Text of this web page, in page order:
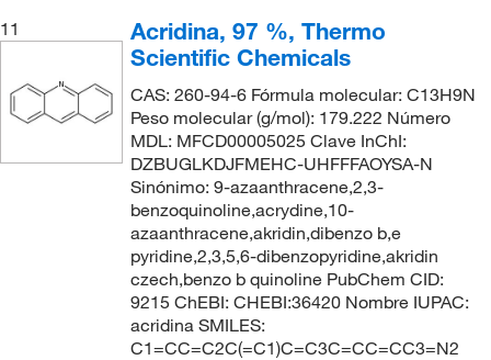
11
Acridina, 97 %, Thermo
Scientific Chemicals
CAS: 260-94-6 Fórmula molecular: C13H9N
Peso molecular (g/mol): 179.222 Número
MDL: MFCD00005025 Clave InChI:
DZBUGLKDJFMEHC-UHFFFAOYSA-N
Sinónimo: 9-azaanthracene,2,3-
benzoquinoline,acrydine,10-
azaanthracene,akridin,dibenzo b,e
pyridine,2,3,5,6-dibenzopyridine,akridin
czech,benzo b quinoline PubChem CID:
9215 ChEBI: CHEBI:36420 Nombre IUPAC:
acridina SMILES:
C1=CC=C2C(=C1)C=C3C=CC=CC3=N2